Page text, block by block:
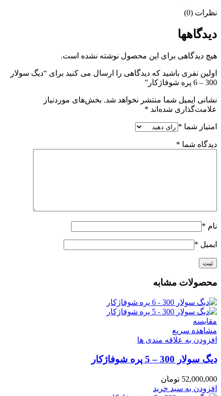
نظرات (0)
دیدگاهها
هیچ دیدگاهی برای این محصول نوشته نشده است.
اولین نفری باشید که دیدگاهی را ارسال می کنید برای “دیگ سولار
300 – 6 پره شوفاژکار”
نشانی ایمیل شما منتشر نخواهد شد. بخش‌های موردنیاز
علامت‌گذاری شده‌اند *
امتیاز شما *
دیدگاه شما *
نام *
ایمیل *
محصولات مشابه
مقایسه
مشاهده سریع
افزودن به علاقه مندی ها
دیگ سولار 300 – 5 پره شوفاژکار
52,000,000 تومان
افزودن به سبد خرید